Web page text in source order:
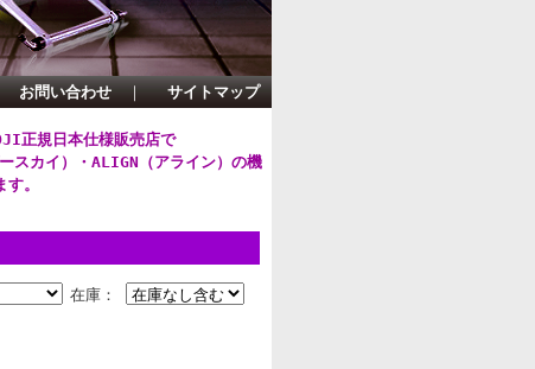
お問い合わせ ｜ サイトマップ
正規日本仕様販売店で
スカイ）・ ALIGN（アライン） の機
。
在庫：